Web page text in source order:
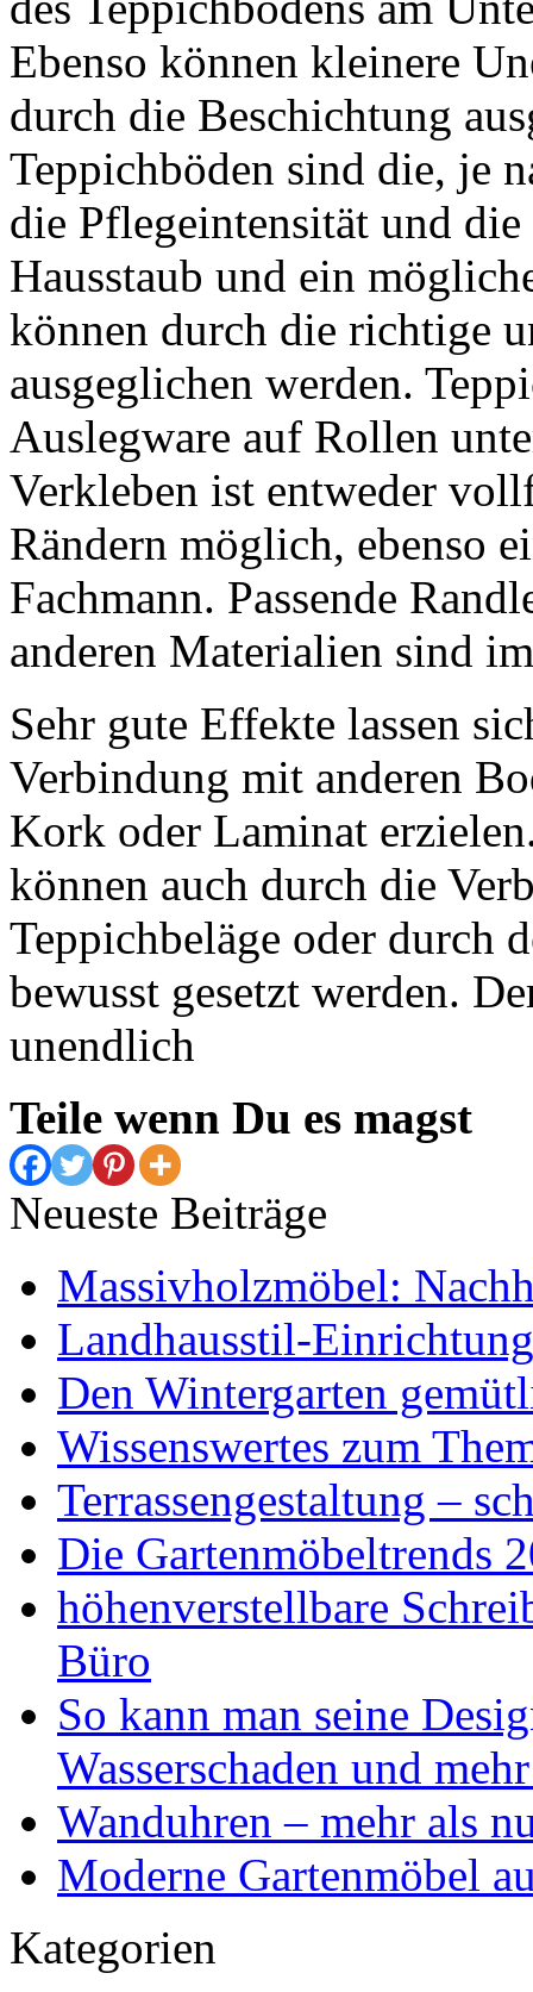
Ebenso können kleinere
durch die Beschichtung
Teppichböden sind die, je
die Pflegeintensität und
Hausstaub und ein
können durch die richtige
ausgeglichen werden.
Auslegware auf Rollen
Verkleben ist entweder
Rändern möglich, ebenso
Fachmann. Passende
anderen Materialien sind
Sehr gute Effekte lassen
Verbindung mit anderen
Kork oder Laminat
können auch durch die
Teppichbeläge oder durch
bewusst gesetzt werden.
unendlich
Teile wenn Du es magst
Neueste Beiträge
Massivholzmöbel:
Landhausstil-
Den Wintergarten
Wissenswertes zum
Terrassengestaltung –
Die Gartenmöbeltrends
höhenverstellbare
Büro
So kann man seine
Wasserschaden und
Wanduhren – mehr als
Moderne Gartenmöbel
Kategorien